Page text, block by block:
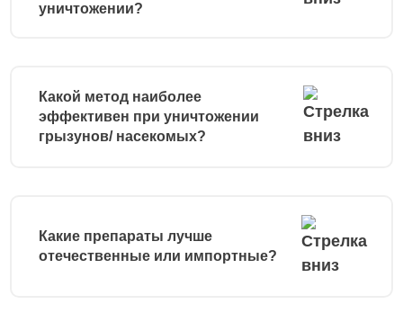
уничтожении?
Какой метод наиболее
эффективен при уничтожении
грызунов/ насекомых?
Какие препараты лучше
отечественные или импортные?